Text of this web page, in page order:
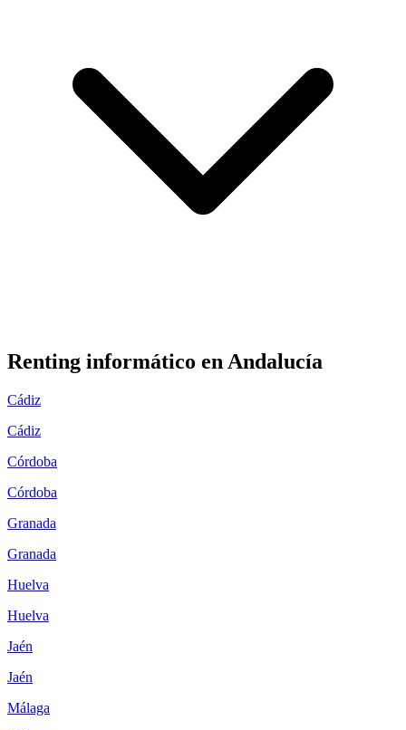
Renting informático enAndalucía
Cádiz
Cádiz
Córdoba
Córdoba
Granada
Granada
Huelva
Huelva
Jaén
Jaén
Málaga